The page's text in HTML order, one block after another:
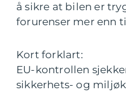
å sikre at bilen er
forurenser mer enn
Kort forklart:
EU-kontrollen
sikkerhets- og